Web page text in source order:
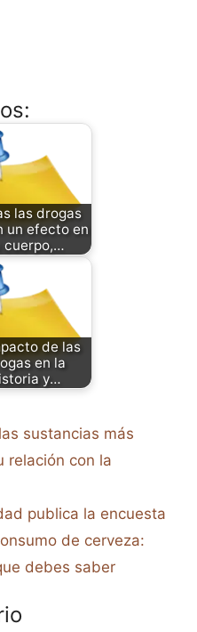
las drogas
un efecto en
cuerpo,…
de las
en la
y…
sustancias más
relación con la
publica la encuesta
de cerveza:
debes saber